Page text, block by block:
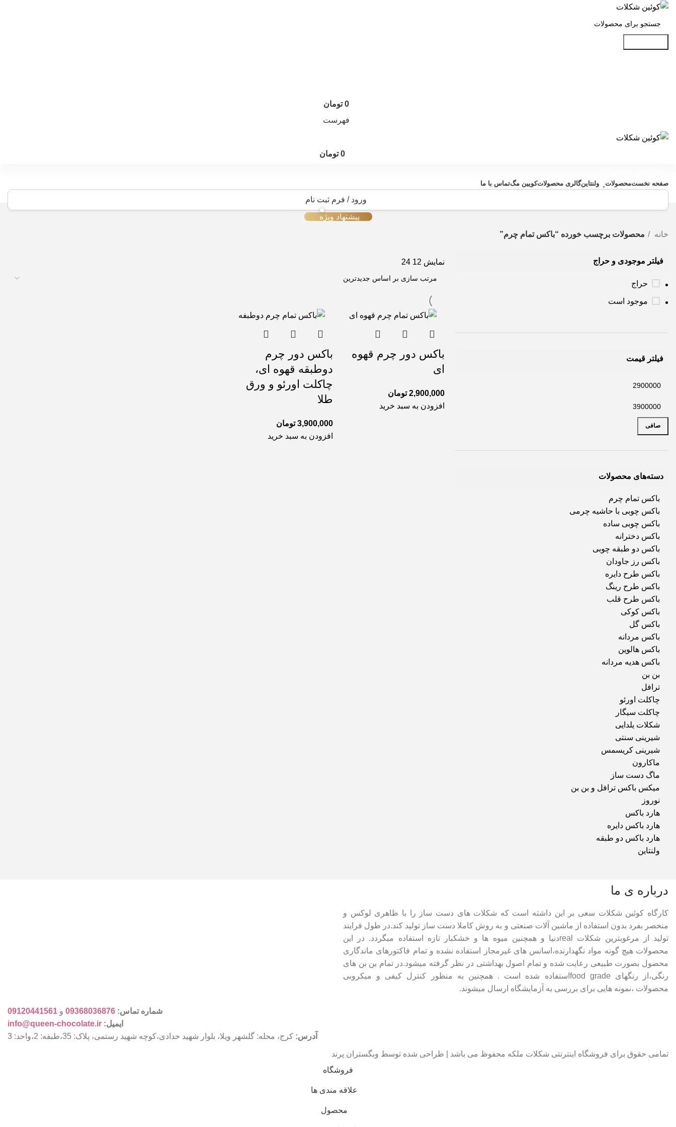
0 تومان
فهرست
0 تومان
صفحه نخستمحصولات ولنتاینگالری محصولاتکویین مگتماس با ما
ورود / فرم ثبت نام
پیشنهاد ویژه
خانه محصولات برچسب خورده “باکس تمام چرم”
فیلتر موجودی و حراج
حراج
موجود است
فیلتر قیمت
صافی
دسته‌های محصولات
باکس تمام چرم
باکس چوبی با حاشیه چرمی
باکس چوبی ساده
باکس دخترانه
باکس دو طبقه چوبی
باکس رز جاودان
باکس طرح دایره
باکس طرح رینگ
باکس طرح قلب
باکس کوکی
باکس گل
باکس مردانه
باکس هالوین
باکس هدیه مردانه
بن بن
ترافل
چاکلت اورئو
چاکلت سیگار
شکلات یلدایی
شیرینی سنتی
شیرینی کریسمس
ماکارون
ماگ دست ساز
میکس باکس ترافل و بن بن
نوروز
هارد باکس
هارد باکس دایره
هارد باکس دو طبقه
ولنتاین
نمایش 12
24
باکس دور چرم قهوه
ای
2,900,000 تومان
افزودن به سبد خرید
باکس دور چرم
دوطبقه قهوه ای،
چاکلت اورئو و ورق
طلا
3,900,000 تومان
افزودن به سبد خرید
درباره ی ما
کارگاه کوئین شکلات سعی بر این داشته است که شکلات های دست ساز را با ظاهری لوکس و
منحصر بفرد بدون استفاده از ماشین آلات صنعتی و به روش کاملا دست ساز تولید کند.در طول فرایند
تولید از مرغوبترین شکلات realدنیا و همچنین میوه ها و خشکبار تازه استفاده میگردد. در این
محصولات هیچ گونه مواد نگهدارنده،اسانس های غیرمجاز استفاده نشده و تمام فاکتورهای ماندگاری
محصول بصورت طبیعی رعایت شده و تمام اصول بهداشتی در نظر گرفته میشود.در تمام بن بن های
رنگی،از رنگهای food gradeاستفاده شده است . همچنین به منظور کنترل کیفی و میکروبی
محصولات ،نمونه هایی برای بررسی به آزمایشگاه ارسال میشوند.
شماره تماس: 09368036876 و 09120441561
ایمیل: info@queen-chocolate.ir
آدرس: کرج، محله: گلشهر ویلا، بلوار شهید حدادی،کوچه شهید رستمی، پلاک: 35،طبقه: 2،واحد: 3
تمامی حقوق برای فروشگاه اینترنتی شکلات ملکه محفوظ می باشد | طراحی شده توسط وبگستران پرند
فروشگاه
علاقه مندی ها
محصول